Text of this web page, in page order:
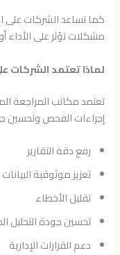
كما تساعد الشركات
مشكلات تؤثر على الأداء أو
لماذا تعتمد الشركات
تعتمد مكاتب المراجعة
إجراءات الفحص وتحسين
رفع دقة التقارير
تعزيز موثوقية البيانات
تقليل الأخطاء
تحسين جودة التحليل
دعم القرارات الإدارية